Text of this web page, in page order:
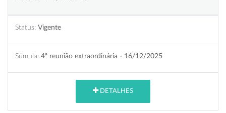
Status: Vigente
Súmula: 4ª reunião extraordinária - 16/12/2025
DETALHES